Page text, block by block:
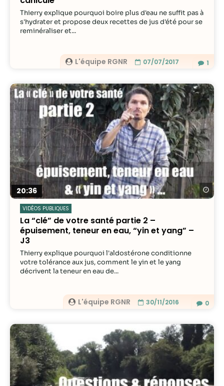
L'équipe RGNR 07/07/2017
Thierry explique pourquoi boire plus d'eau ne suffit pas à
s'hydrater et propose deux recettes de jus d'été pour se
reminéraliser et...
1
20:36
VIDÉOS PUBLIQUES
La “clé” de votre santé partie 2 –
épuisement, teneur en eau, “yin et yang” –
J3
L'équipe RGNR 30/11/2016
Thierry explique pourquoi l'aldostérone conditionne
votre tolérance aux jus, comment le yin et le yang
décrivent la teneur en eau de...
0